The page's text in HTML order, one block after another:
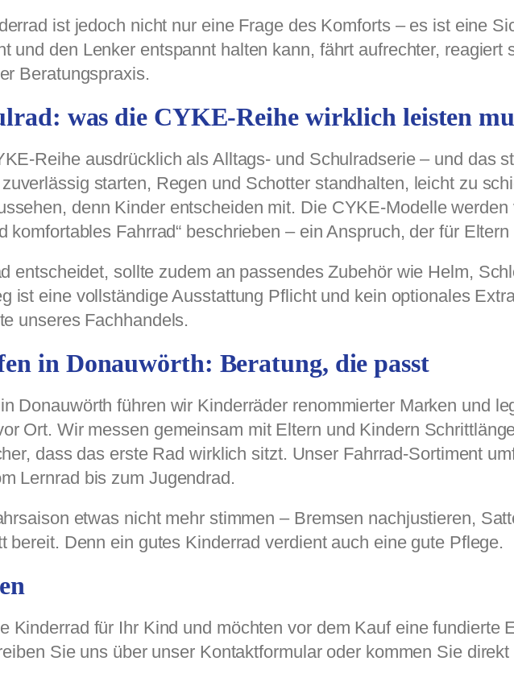
ist jedoch nicht nur eine Frage des Komforts – es ist eine
und den Lenker entspannt halten kann, fährt aufrechter, reagiert
Beratungspraxis.
was die CYKE-Reihe wirklich leisten
Reihe ausdrücklich als Alltags- und Schulradserie – und das
starten, Regen und Schotter standhalten, leicht zu
denn Kinder entscheiden mit. Die CYKE-Modelle
komfortables Fahrrad“ beschrieben – ein Anspruch, der für
entscheidet, sollte zudem an passendes Zubehör wie Helm,
ist eine vollständige Ausstattung Pflicht und kein optionales
unseres Fachhandels.
in Donauwörth: Beratung, die passt
Donauwörth führen wir Kinderräder renommierter Marken und
Ort. Wir messen gemeinsam mit Eltern und Kindern
dass das erste Rad wirklich sitzt. Unser Fahrrad-Sortiment
Lernrad bis zum Jugendrad.
etwas nicht mehr stimmen – Bremsen nachjustieren,
bereit. Denn ein gutes Kinderrad verdient auch eine gute Pflege.
Kinderrad für Ihr Kind und möchten vor dem Kauf eine fundierte
Sie uns über unser Kontaktformular oder kommen Sie